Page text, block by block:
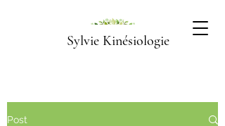
Sylvie Kinésiologie
Post